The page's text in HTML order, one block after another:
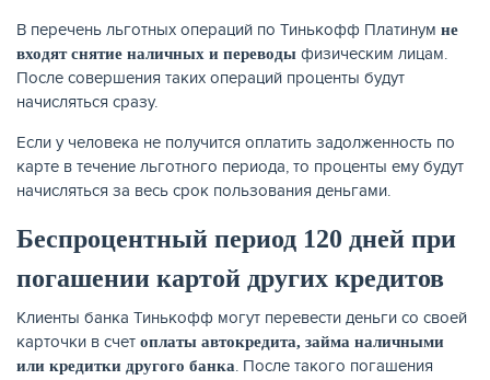
В перечень льготных операций по Тинькофф Платинум не
входят снятие наличных и переводы физическим лицам.
После совершения таких операций проценты будут
начисляться сразу.
Если у человека не получится оплатить задолженность по
карте в течение льготного периода, то проценты ему будут
начисляться за весь срок пользования деньгами.
Беспроцентный период 120 дней при
погашении картой других кредитов
Клиенты банка Тинькофф могут перевести деньги со своей
карточки в счет оплаты автокредита, займа наличными
или кредитки другого банка. После такого погашения